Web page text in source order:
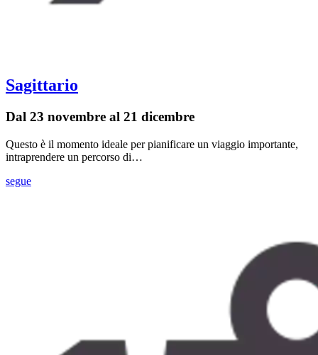
Sagittario
Dal 23 novembre al 21 dicembre
Questo è il momento ideale per pianificare un viaggio importante,
intraprendere un percorso di…
segue